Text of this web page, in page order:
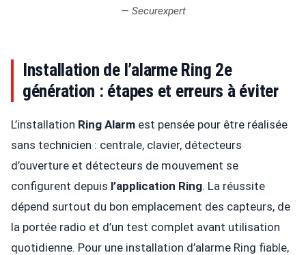
— Securexpert
Installation de l’alarme Ring 2e
génération : étapes et erreurs à éviter
L’installation Ring Alarm est pensée pour être réalisée
sans technicien : centrale, clavier, détecteurs
d’ouverture et détecteurs de mouvement se
configurent depuis l’application Ring. La réussite
dépend surtout du bon emplacement des capteurs, de
la portée radio et d’un test complet avant utilisation
quotidienne. Pour une installation d’alarme Ring fiable,